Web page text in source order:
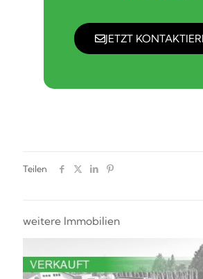
JETZT
Teilen
weitere Immobilien